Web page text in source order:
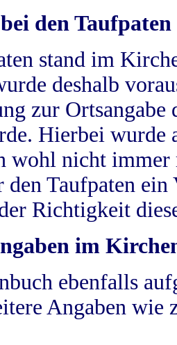
den Taufpaten
stand im
deshalb
zur
Hierbei wurde
wohl nicht
den Taufpaten
Richtigkeit
im
ebenfalls
Angaben wie